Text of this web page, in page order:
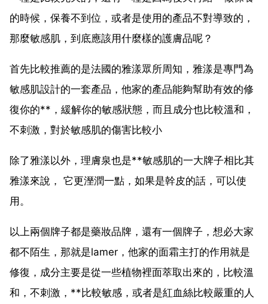
的時候，保養不到位，或者是使用的產品不對導致的，
那麼敏感肌，到底應該用什麼樣的護膚品呢？
首先比較推薦的是法國的雅漾眾所周知，雅漾是專門為
敏感肌設計的一套產品，他家的產品能夠幫助有效的修
復你的**，緩解你的敏感狀態，而且成分也比較溫和，
不刺激，對於敏感肌的傷害比較小
除了雅漾以外，理膚泉也是**敏感肌的一大牌子相比其
雅漾來說， 它更溼潤一點，如果是幹皮的話，可以使
用。
以上兩個牌子都是藥妝品牌，還有一個牌子，想必大家
都不陌生，那就是lamer，他家的面霜主打的作用就是
修復，成分主要是從一些植物裡面萃取出來的，比較溫
和，不刺激，**比較敏感，或者是紅血絲比較嚴重的人